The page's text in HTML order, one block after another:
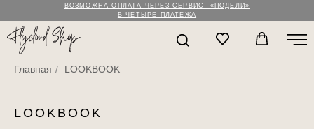
ВОЗМОЖНА ОПЛАТА ЧЕРЕЗ СЕРВИС «ПОДЕЛИ»
В ЧЕТЫРЕ ПЛАТЕЖА
Главная / LOOKBOOK
LOOKBOOK